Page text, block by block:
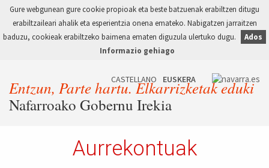
Gure webgunean gure cookie propioak eta beste batzuenak erabiltzen ditugu
erabiltzaileari ahalik eta esperientzia onena emateko. Nabigatzen jarraitzen
baduzu, cookieak erabiltzeko baimena ematen diguzula ulertuko dugu.
Ados
Informazio gehiago
Entzun, Parte hartu. Elkarrizketak eduki
Nafarroako Gobernu Irekia
Aurrekontuak